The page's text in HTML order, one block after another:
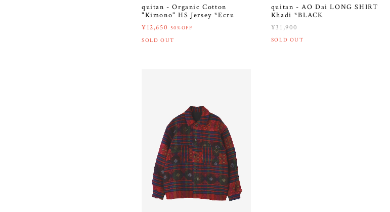
quitan - Organic Cotton
"Kimono" HS Jersey *Ecru
¥12,650 50%OFF
SOLD OUT
quitan - AO Dai LONG SHIRT
Khadi *BLACK
¥31,900
SOLD OUT